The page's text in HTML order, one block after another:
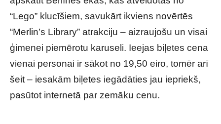
“Lego” klucīšiem, savukārt ikviens novērtēs
“Merlin’s Library” atrakciju – aizraujošu un visai
ģimenei piemērotu karuseli. Ieejas biļetes cena
vienai personai ir sākot no 19,50 eiro, tomēr arī
šeit – iesakām biļetes iegādāties jau iepriekš,
pasūtot internetā par zemāku cenu.